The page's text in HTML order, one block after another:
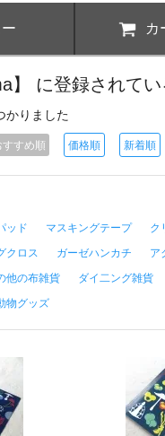
カ
】 に登録されて
かりました
すすめ順 価格順 新着順
ッド マスキングテープ
ク
クロス ガーゼハンカチ
ア
他の布雑貨 ダイ二ング雑貨
物グッズ